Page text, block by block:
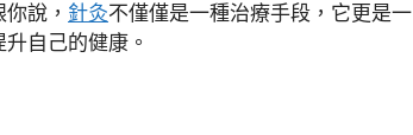
說， 針灸不僅僅是一種治療手段，它更是一
自己的健康。